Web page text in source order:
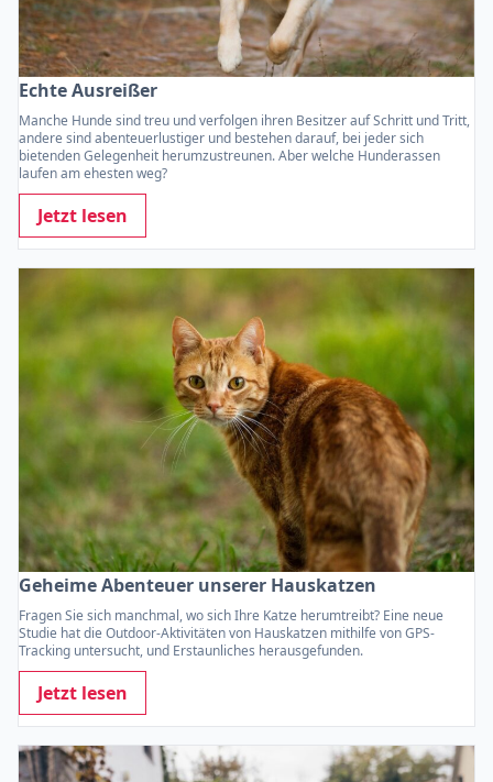
Echte Ausreißer
Manche Hunde sind treu und verfolgen ihren Besitzer auf Schritt und Tritt,
andere sind abenteuerlustiger und bestehen darauf, bei jeder sich
bietenden Gelegenheit herumzustreunen. Aber welche Hunderassen
laufen am ehesten weg?
Jetzt lesen
Geheime Abenteuer unserer Hauskatzen
Fragen Sie sich manchmal, wo sich Ihre Katze herumtreibt? Eine neue
Studie hat die Outdoor-Aktivitäten von Hauskatzen mithilfe von GPS-
Tracking untersucht, und Erstaunliches herausgefunden.
Jetzt lesen